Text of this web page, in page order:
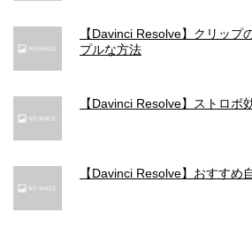
【Davinci Resolve】クリップ
プルな方法
【Davinci Resolve】ストロボ
【Davinci Resolve】おすすめ